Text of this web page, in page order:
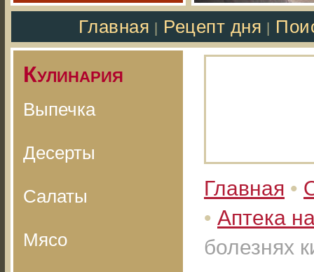
Главная Рецепт дня
Кулинария
Выпечка
Десерты
Салаты
Мясо
Главная •
• Аптека
болезнях